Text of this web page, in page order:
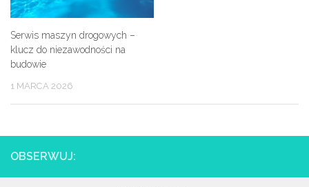
Serwis maszyn drogowych –
klucz do niezawodności na
budowie
1 MARCA 2026
OBSERWUJ: